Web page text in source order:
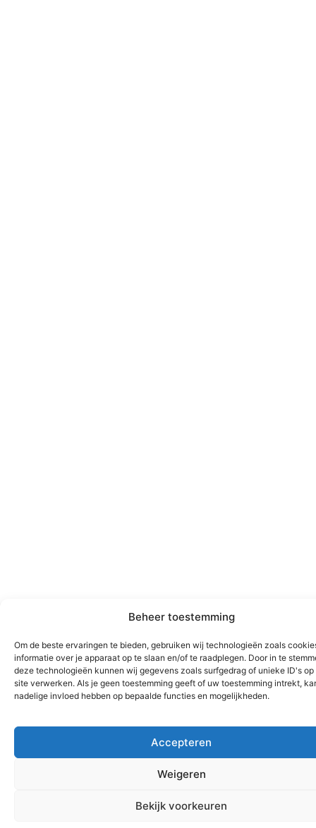
Beheer toestemming
Om de beste ervaringen te bieden, gebruiken wij technologieën zoals
informatie over je apparaat op te slaan en/of te raadplegen. Door in te
deze technologieën kunnen wij gegevens zoals surfgedrag of unieke ID's op
site verwerken. Als je geen toestemming geeft of uw toestemming intrekt,
nadelige invloed hebben op bepaalde functies en mogelijkheden.
Accepteren
Weigeren
Bekijk voorkeuren